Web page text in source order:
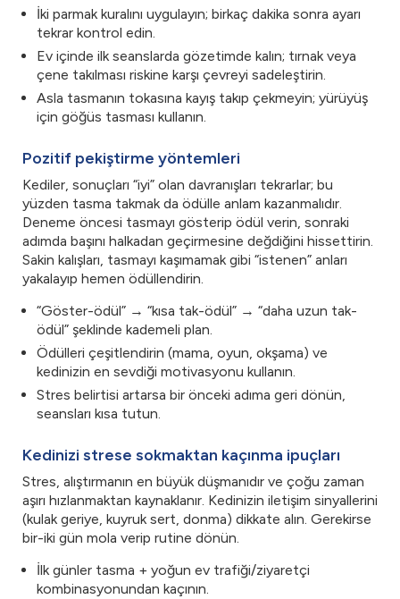
İki parmak kuralını uygulayın; birkaç dakika sonra ayarı
tekrar kontrol edin.
Ev içinde ilk seanslarda gözetimde kalın; tırnak veya
çene takılması riskine karşı çevreyi sadeleştirin.
Asla tasmanın tokasına kayış takıp çekmeyin; yürüyüş
için göğüs tasması kullanın.
Pozitif pekiştirme yöntemleri
Kediler, sonuçları “iyi” olan davranışları tekrarlar; bu
yüzden tasma takmak da ödülle anlam kazanmalıdır.
Deneme öncesi tasmayı gösterip ödül verin, sonraki
adımda başını halkadan geçirmesine değdiğini hissettirin.
Sakin kalışları, tasmayı kaşımamak gibi “istenen” anları
yakalayıp hemen ödüllendirin.
“Göster-ödül” → “kısa tak-ödül” → “daha uzun tak-
ödül” şeklinde kademeli plan.
Ödülleri çeşitlendirin (mama, oyun, okşama) ve
kedinizin en sevdiği motivasyonu kullanın.
Stres belirtisi artarsa bir önceki adıma geri dönün,
seansları kısa tutun.
Kedinizi strese sokmaktan kaçınma ipuçları
Stres, alıştırmanın en büyük düşmanıdır ve çoğu zaman
aşırı hızlanmaktan kaynaklanır. Kedinizin iletişim sinyallerini
(kulak geriye, kuyruk sert, donma) dikkate alın. Gerekirse
bir-iki gün mola verip rutine dönün.
İlk günler tasma + yoğun ev trafiği/ziyaretçi
kombinasyonundan kaçının.